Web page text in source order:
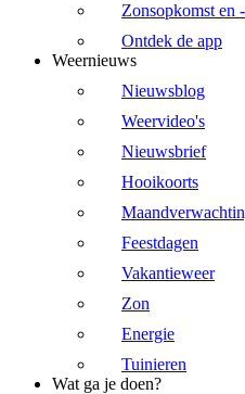
Zonsopkomst en
Ontdek de app
Weernieuws
Nieuwsblog
Weervideo's
Nieuwsbrief
Hooikoorts
Feestdagen
Vakantieweer
Zon
Energie
Tuinieren
Wat ga je doen?